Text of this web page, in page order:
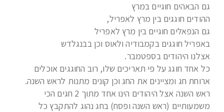
גם הבאהים חוגיים במרץ
ההודים חוגגים בין מרץ לאפריל,
גם הנפאלים חוגיים בין מרץ לאפריל
באפריל חוגגים בקמבודיה ולאוס וכן בבנגלדש
אצלנו היהודים בספטמבר.
כל אחד חוגג על פי תאריכים שלו, רוב החוגגים אוכלים
ארוחת חג ומציינים את החג וכן קונים מתנות לראש השנה.
ראש השנה אצל היהודים הינו אחד מתוך 2 חגים הכי
משמעותיים (ראש השנה ופסח) בחג נהוג להתקבץ כל